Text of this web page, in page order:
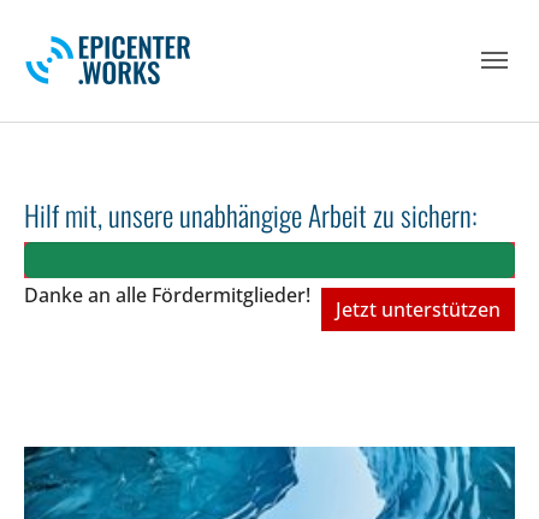
Hilf mit, unsere unabhängige Arbeit zu sichern:
Danke an alle Fördermitglieder!
Jetzt unterstützen